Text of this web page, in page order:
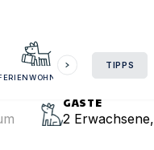
FERIENWOHNUNG
TIPPS
GÄSTE
2 Erwachsene,